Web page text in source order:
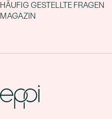
HÄUFIG GESTELLTE FRAGEN
MAGAZIN